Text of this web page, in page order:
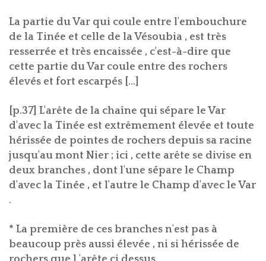
La partie du Var qui coule entre l'embouchure
de la Tinée et celle de la Vésoubia , est très
resserrée et très encaissée , c'est-à-dire que
cette partie du Var coule entre des rochers
élevés et fort escarpés [...]
[p.37] L'arête de la chaîne qui sépare le Var
d'avec la Tinée est extrêmement élevée et toute
hérissée de pointes de rochers depuis sa racine
jusqu'au mont Nier ; ici , cette arête se divise en
deux branches , dont l'une sépare le Champ
d'avec la Tinée , et l'autre le Champ d'avec le Var
.
* La première de ces branches n'est pas à
beaucoup près aussi élevée , ni si hérissée de